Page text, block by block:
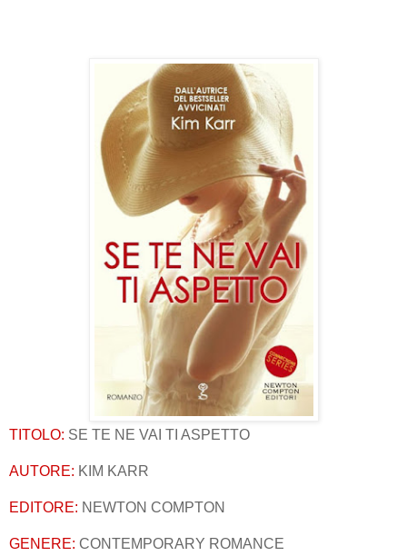
TITOLO: SE TE NE VAI TI ASPETTO
AUTORE: KIM KARR
EDITORE: NEWTON COMPTON
GENERE: CONTEMPORARY ROMANCE